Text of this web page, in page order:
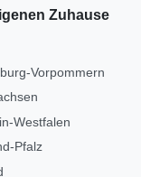
Zuhause
Vorpommern
Westfalen
Pfalz